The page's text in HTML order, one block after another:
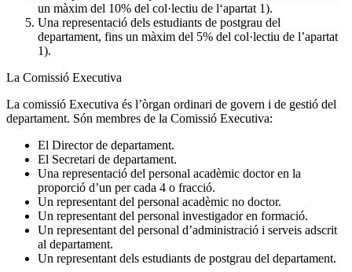
un màxim del 10% del col·lectiu de l‘apartat 1).
Una representació dels estudiants de postgrau del
departament, fins un màxim del 5% del col·lectiu de l’apartat
1).
La Comissió Executiva
La comissió Executiva és l’òrgan ordinari de govern i de gestió del
departament. Són membres de la Comissió Executiva:
El Director de departament.
El Secretari de departament.
Una representació del personal acadèmic doctor en la
proporció d’un per cada 4 o fracció.
Un representant del personal acadèmic no doctor.
Un representant del personal investigador en formació.
Un representant del personal d’administració i serveis adscrit
al departament.
Un representant dels estudiants de postgrau del departament.